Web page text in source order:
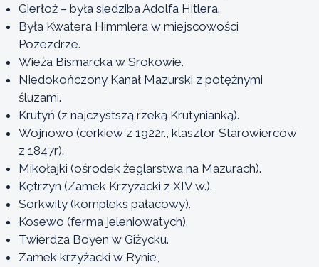
Gierłoż – była siedziba Adolfa Hitlera.
Była Kwatera Himmlera w miejscowości
Pozezdrze.
Wieża Bismarcka w Srokowie.
Niedokończony Kanał Mazurski z potężnymi
śluzami.
Krutyń (z najczystszą rzeką Krutynianką).
Wojnowo (cerkiew z 1922r., klasztor Starowierców
z 1847r).
Mikołajki (ośrodek żeglarstwa na Mazurach).
Kętrzyn (Zamek Krzyżacki z XIV w.).
Sorkwity (kompleks pałacowy).
Kosewo (ferma jeleniowatych).
Twierdza Boyen w Giżycku.
Zamek krzyżacki w Rynie,